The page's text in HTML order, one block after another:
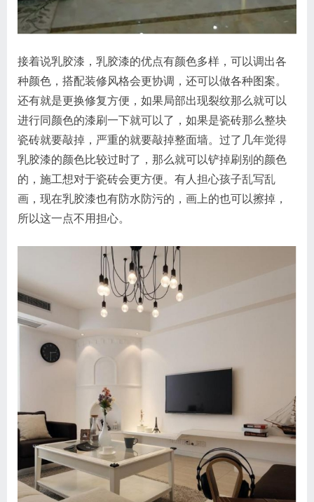
接着说乳胶漆，乳胶漆的优点有颜色多样，可以调出各
种颜色，搭配装修风格会更协调，还可以做各种图案。
还有就是更换修复方便，如果局部出现裂纹那么就可以
进行同颜色的漆刷一下就可以了，如果是瓷砖那么整块
瓷砖就要敲掉，严重的就要敲掉整面墙。过了几年觉得
乳胶漆的颜色比较过时了，那么就可以铲掉刷别的颜色
的，施工想对于瓷砖会更方便。有人担心孩子乱写乱
画，现在乳胶漆也有防水防污的，画上的也可以擦掉，
所以这一点不用担心。